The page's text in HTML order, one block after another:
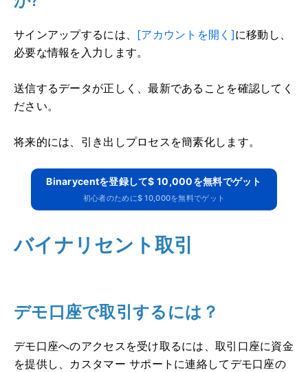
サインアップするには、 [アカウントを開く]に移動し、
必要な情報を入力します。
送信するデータが正しく、最新であることを確認してく
ださい。
将来的には、引き出しプロセスを簡素化します。
Binarycentを登録して$ 10,000を無料でゲット
初心者のために$ 10,000を無料でゲット
バイナリセント取引
デモ口座で取引するには？
デモ口座へのアクセスを受け取るには、取引口座に資金
を提供し、カスタマー サポートに連絡してデモ口座の